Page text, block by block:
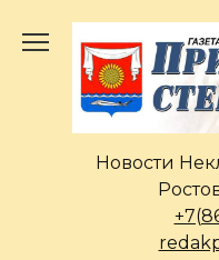
содержанию
Новости